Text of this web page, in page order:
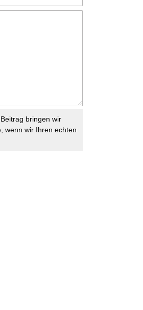
bringen wir
wenn wir Ihren echten